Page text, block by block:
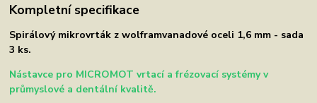
Kompletní specifikace
Spirálový mikrovrták z wolframvanadové oceli 1,6 mm - sada
3 ks.
Nástavce pro MICROMOT vrtací a frézovací systémy v
průmyslové a dentální kvalitě.